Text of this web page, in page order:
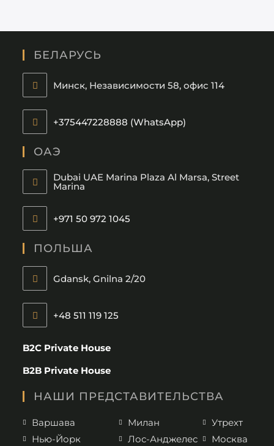
БЕЛАРУСЬ
Минск, Независимости 58, офис 114
+375447228888 (WhatsApp)
ОАЭ
Dubai UAE Marina Plaza Al Marsa, Street
Marina
+971 50 972 1045
ПОЛЬША
Gdansk, Gnilna 2/20
+48 511 119 125
B2C Private House
B2B Private House
НАШИ ПРЕДСТАВИТЕЛЬСТВА
Варшава Милан
Утрехт
Нью-Йорк
Лос-Анджелес
Москва